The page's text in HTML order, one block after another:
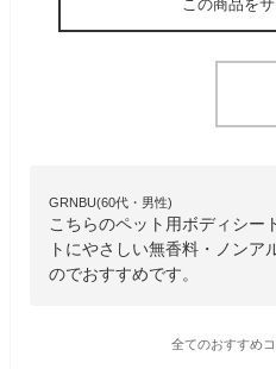
この商品を
GRNBU(60代・男性)
こちらのペット用ボディシー
トにやさしい無香料・ノンア
のでおすすめです。
全てのおすすめコ